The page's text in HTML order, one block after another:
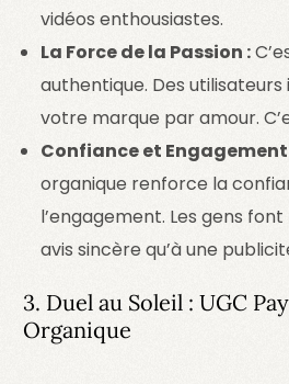
vidéos enthousiastes.
La Force de la Passion :
authentique. Des
votre marque par amour.
Confiance et
organique renforce la
l’engagement. Les gens
avis sincère qu’à une
3. Duel au Soleil : UGC
Organique